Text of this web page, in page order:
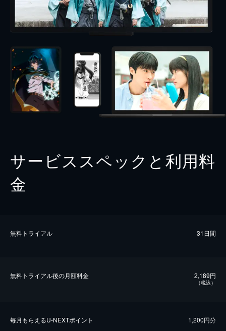
サービススペックと利用料
金
無料トライアル 31日間
無料トライアル後の⽉額料金 2,189円
（税込）
毎⽉もらえるU-NEXTポイント 1,200円分